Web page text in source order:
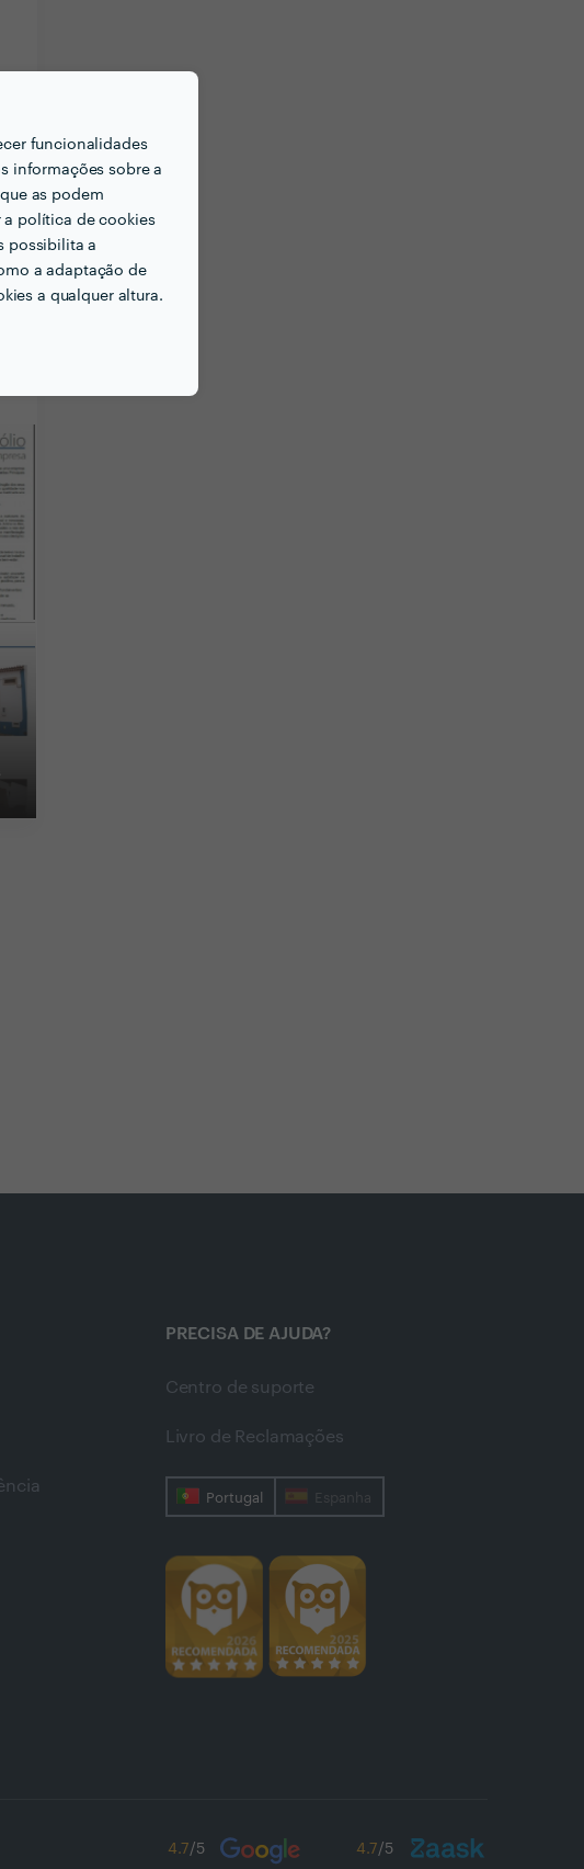
funcionalidades
informações sobre a
as podem
a política de cookies
possibilita a
a adaptação de
a qualquer altura.
PRECISA DE AJUDA?
Centro de suporte
Livro de Reclamações
Portugal Espanha
4.7/5 4.7/5